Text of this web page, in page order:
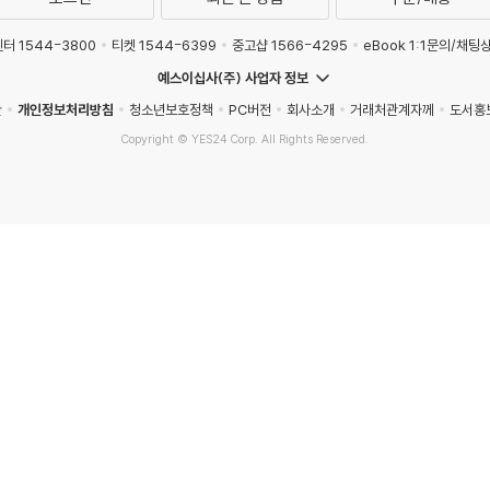
터 1544-3800 티켓 1544-6399 중고샵 1566-4295
eBook 1:1문의/채팅
예스이십사(주) 사업자 정보
개인정보처리방침 청소년보호정책 PC버전 회사소개 거래처관계자께 도서홍
Copyright © YES24 Corp. All Rights Reserved.